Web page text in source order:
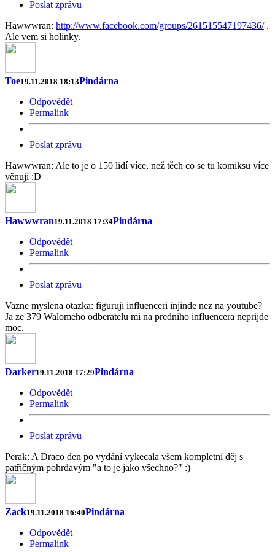
Poslat zprávu
Hawwwran: http://www.facebook.com/groups/261515547197436/.
Ale vem si holinky.
Toe19.11.2018 18:13Pindárna
Odpovědět
Permalink
Poslat zprávu
Hawwwran: Ale to je o 150 lidí více, než těch co se tu komiksu více
věnují :D
Hawwwran19.11.2018 17:34Pindárna
Odpovědět
Permalink
Poslat zprávu
Vazne myslena otazka: figuruji influenceri injinde nez na youtube?
Ja ze 379 Walomeho odberatelu mi na predniho influencera neprijde
moc.
Darker19.11.2018 17:29Pindárna
Odpovědět
Permalink
Poslat zprávu
Perak: A Draco den po vydání vykecala všem kompletní děj s
patřičným pohrdavým "a to je jako všechno?" :)
Zack19.11.2018 16:40Pindárna
Odpovědět
Permalink